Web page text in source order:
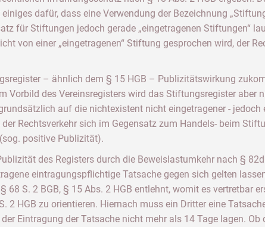
dafür, dass eine Verwendung der Bezeichnung
für Stiftungen jedoch gerade „eingetragenen Stiftungen“
von einer „eingetragenen“ Stiftung gesprochen wird, der
– ähnlich dem § 15 HGB – Publizitätswirkung
Vorbild des Vereinsregisters wird das Stiftungsregister
auf die nichtexistent nicht eingetragener -
Rechtsverkehr sich im Gegensatz zum Handels- beim
positive Publizität).
des Registers durch die Beweislastumkehr nach §
eintragungspflichtige Tatsache gegen sich gelten
68 S. 2 BGB, § 15 Abs. 2 HGB entlehnt, womit es vertretbar
2 HGB zu orientieren. Hiernach muss ein Dritter eine
Eintragung der Tatsache nicht mehr als 14 Tage lagen.